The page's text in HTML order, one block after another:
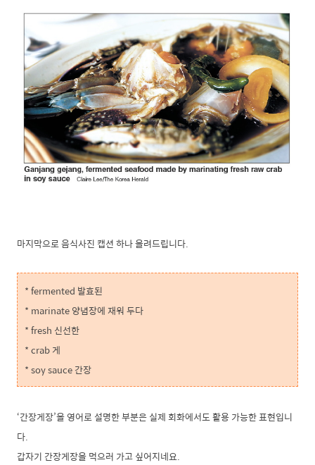
마지막으로 음식사진 캡션 하나 올려드립니다.
* fermented 발효된
* marinate 양념장에 재워 두다
* fresh 신선한
* crab 게
* soy sauce 간장
‘간장게장’을 영어로 설명한 부분은 실제 회화에서도 활용 가능한 표현입니
다.
갑자기 간장게장을 먹으러 가고 싶어지네요.